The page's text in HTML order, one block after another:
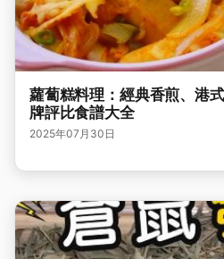
蘿蔔糕料理：經典香煎、港
牌評比食譜大全
2025年07月30日